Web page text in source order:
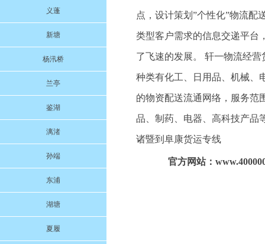
义蓬
新塘
杨汛桥
兰亭
鉴湖
漓渚
孙端
东浦
湖塘
夏履
点，设计策划”个性化”物流配
类型客户需求的信息交递平台
了飞速的发展。 轩一物流经
种类有化工、日用品、机械、
的物资配送流通网络，服务范
品、制药、电器、高科技产品
诸暨到阜康货运专线
官方网站：